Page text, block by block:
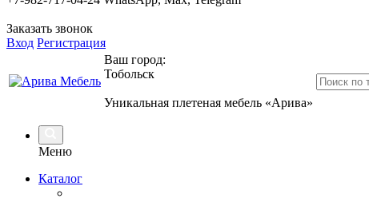
Заказать звонок
Вход Регистрация
Ваш город:
Тобольск
Уникальная плетеная мебель «Арива»
Меню
Каталог